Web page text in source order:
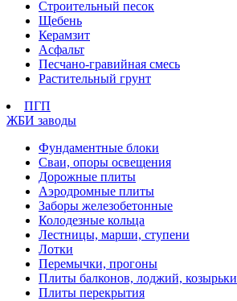
Строительный песок
Щебень
Керамзит
Асфальт
Песчано-гравийная смесь
Растительный грунт
ПГП
ЖБИ заводы
Фундаментные блоки
Сваи, опоры освещения
Дорожные плиты
Аэродромные плиты
Заборы железобетонные
Колодезные кольца
Лестницы, марши, ступени
Лотки
Перемычки, прогоны
Плиты балконов, лоджий, козырьки
Плиты перекрытия